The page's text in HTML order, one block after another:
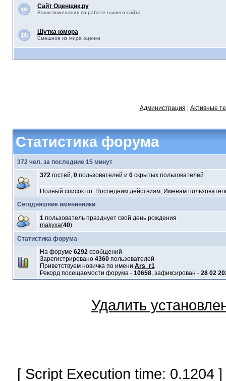
Сайт Оценщик.ру
Ваши пожелания по работе нашего сайта
Шутка юмора
Смешное из мира оценки
Администрация Активные
Статистика форума
372 чел. за последние 15 минут
372гостей, 0пользователей и 0скрытых пользователей
Полный список по: Последним действиям, Именам
Сегодняшние именинники
1пользователь празднует свой день рождения
makyxa(40)
Статистика форума
На форуме 6292сообщений
Зарегистрировано 4360пользователей
Приветствуем новичка по имени Ars_r1
Рекорд посещаемости форума - 10658, зафиксирован - 28 02
Удалить
[ Script Execution time: